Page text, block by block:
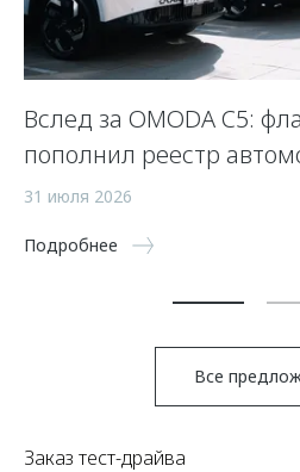
Вслед за OMODA C5:
пополнил реестр
31 июля 2026
Подробнее
Все
Заказ тест-драйва